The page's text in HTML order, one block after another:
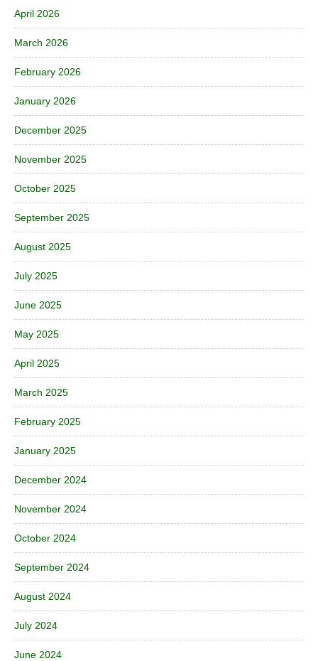
April 2026
March 2026
February 2026
January 2026
December 2025
November 2025
October 2025
September 2025
August 2025
July 2025
June 2025
May 2025
April 2025
March 2025
February 2025
January 2025
December 2024
November 2024
October 2024
September 2024
August 2024
July 2024
June 2024